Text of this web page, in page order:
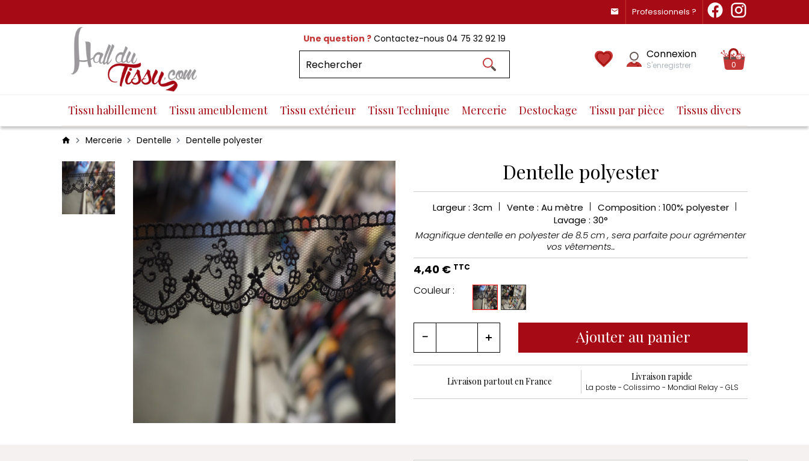
Professionnels ?
Une question ?Contactez-nous 04 75 32 92 19
Connexion
S'enregistrer 0
Tissu habillement Tissu ameublement Tissu extérieur Tissu Technique Mercerie Destockage Tissu par pièce Tissus divers
Mercerie Dentelle Dentelle polyester
Dentelle polyester
Largeur : 3cm Vente : Au mètre
Composition : 100% polyester
Lavage : 30°
Magnifique dentelle en polyester de 8.5 cm , sera parfaite pour agrémenter
vos vêtements..
4,40 € TTC
Couleur :
Ajouter au panier
Livraison partout en France Livraison rapide
La poste - Colissimo - Mondial Relay - GLS